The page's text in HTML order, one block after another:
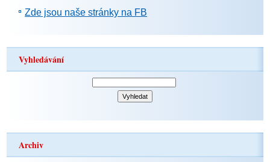
Zde jsou naše stránky na FB
Vyhledávání
Archiv